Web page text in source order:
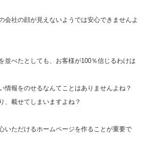
会社の顔が見えないようでは安心できませんよ
並べたとしても、お客様が100％信じるわけは
情報をのせるなんてことはありませんよね？
、載せてしまいますよね？
いただけるホームページを作ることが重要で